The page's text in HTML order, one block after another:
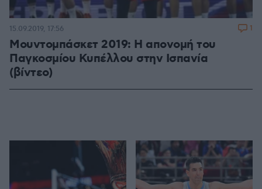
Μουντομπάσκετ 2019: Η απονομή του
Παγκοσμίου Κυπέλλου στην Ισπανία
(βίντεο)
15.09.2019, 17:56 1